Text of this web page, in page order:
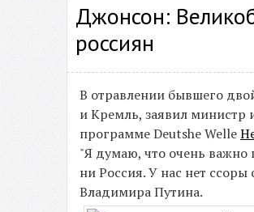
Джонсон:
россиян
В отравлении бывшего
и Кремль, заявил министр
программе Deutshe Welle
"Я думаю, что очень важно
ни Россия. У нас нет ссоры
Владимира Путина.